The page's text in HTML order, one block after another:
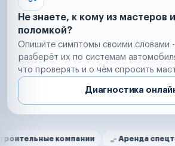
Не знаете, к кому из мастеров
поломкой?
Опишите симптомы своими словами
разберёт их по системам
что проверять и о чём спросить
Диагностика
Нам доверяют
компании Аренда спецтехники
Маркетплейсы